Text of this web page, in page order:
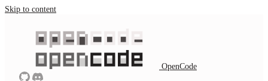
Skip to content
OpenCode